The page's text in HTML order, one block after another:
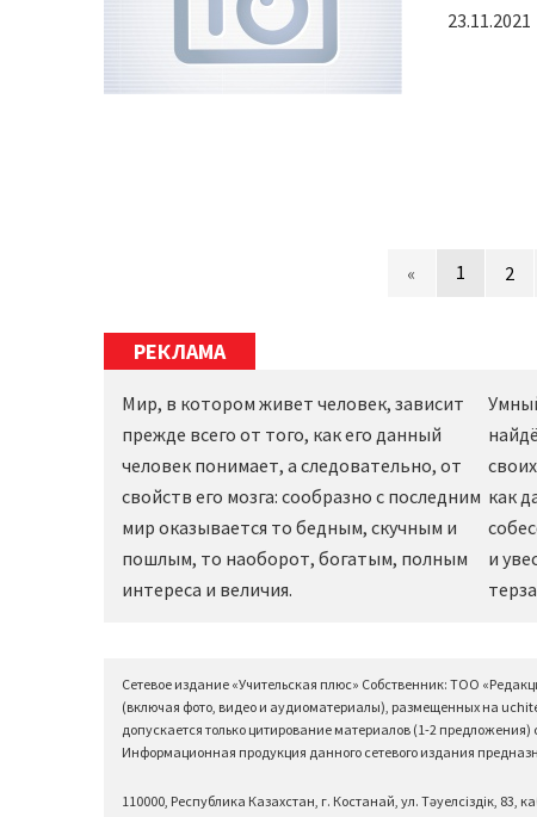
23.11.2021
« 1 2
РЕКЛАМА
Мир, в котором живет человек, зависит
прежде всего от того, как его данный
человек понимает, а следовательно, от
свойств его мозга: сообразно с последним
мир оказывается то бедным, скучным и
пошлым, то наоборот, богатым, полным
интереса и величия.
как
и
Сетевое издание «Учительская плюс» Собственник: ТОО
(включая фото, видео и аудиоматериалы), размещенных на
допускается только цитирование материалов (1-2
Информационная продукция данного сетевого издания
110000, Республика Казахстан, г. Костанай, ул. Тәуелсіздік, 83,